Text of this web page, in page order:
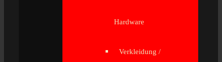
Hardware
Verkleidung /